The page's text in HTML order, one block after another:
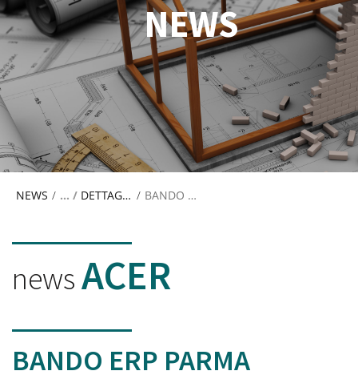
NEWS
NEWS / DETTAGLIO NEWS / BANDO ERP PARMA
newsACER
BANDO ERP PARMA